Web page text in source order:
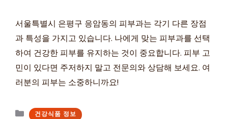
서울특별시 은평구 응암동의 피부과는 각기 다른 장점
과 특성을 가지고 있습니다. 나에게 맞는 피부과를 선택
하여 건강한 피부를 유지하는 것이 중요합니다. 피부 고
민이 있다면 주저하지 말고 전문의와 상담해 보세요. 여
러분의 피부는 소중하니까요!
카건강식품 정보